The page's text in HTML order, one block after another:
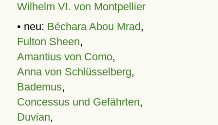
Wilhelm VI. von Montpellier
• neu: Béchara Abou Mrad,
Fulton Sheen,
Amantius von Como,
Anna von Schlüsselberg,
Bademus,
Concessus und Gefährten,
Duvian,